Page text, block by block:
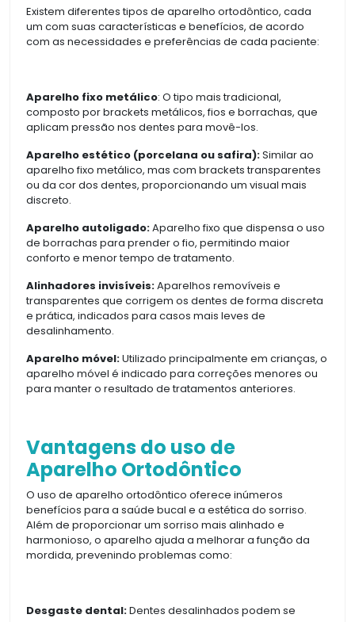
Existem diferentes tipos de aparelho ortodôntico, cada
um com suas características e benefícios, de acordo
com as necessidades e preferências de cada paciente:
Aparelho fixo metálico: O tipo mais tradicional,
composto por brackets metálicos, fios e borrachas, que
aplicam pressão nos dentes para movê-los.
Aparelho estético (porcelana ou safira):Similar ao
aparelho fixo metálico, mas com brackets transparentes
ou da cor dos dentes, proporcionando um visual mais
discreto.
Aparelho autoligado:Aparelho fixo que dispensa o uso
de borrachas para prender o fio, permitindo maior
conforto e menor tempo de tratamento.
Alinhadores invisíveis:Aparelhos removíveis e
transparentes que corrigem os dentes de forma discreta
e prática, indicados para casos mais leves de
desalinhamento.
Aparelho móvel:Utilizado principalmente em crianças, o
aparelho móvel é indicado para correções menores ou
para manter o resultado de tratamentos anteriores.
Vantagens do uso de
Aparelho Ortodôntico
O uso de aparelho ortodôntico oferece inúmeros
benefícios para a saúde bucal e a estética do sorriso.
Além de proporcionar um sorriso mais alinhado e
harmonioso, o aparelho ajuda a melhorar a função da
mordida, prevenindo problemas como:
Desgaste dental:Dentes desalinhados podem se